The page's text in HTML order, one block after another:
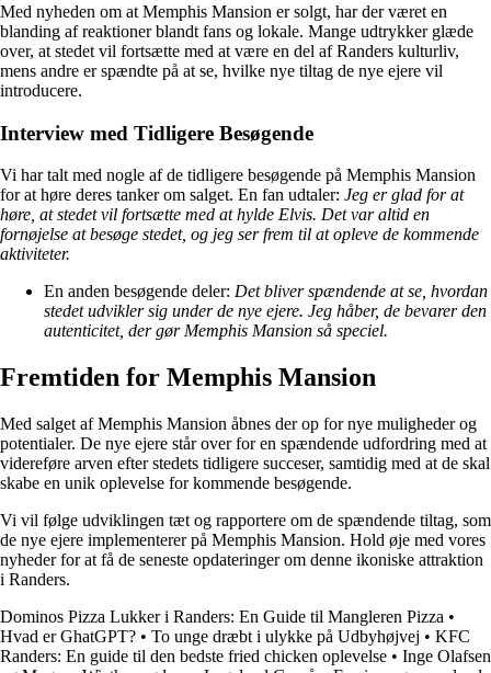
Med nyheden om at Memphis Mansion er solgt, har der været en
blanding af reaktioner blandt fans og lokale. Mange udtrykker glæde
over, at stedet vil fortsætte med at være en del af Randers kulturliv,
mens andre er spændte på at se, hvilke nye tiltag de nye ejere vil
introducere.
Interview med Tidligere Besøgende
Vi har talt med nogle af de tidligere besøgende på Memphis Mansion
for at høre deres tanker om salget. En fan udtaler: Jeg er glad for at
høre, at stedet vil fortsætte med at hylde Elvis. Det var altid en
fornøjelse at besøge stedet, og jeg ser frem til at opleve de kommende
aktiviteter.
En anden besøgende deler: Det bliver spændende at se, hvordan
stedet udvikler sig under de nye ejere. Jeg håber, de bevarer den
autenticitet, der gør Memphis Mansion så speciel.
Fremtiden for Memphis Mansion
Med salget af Memphis Mansion åbnes der op for nye muligheder og
potentialer. De nye ejere står over for en spændende udfordring med at
videreføre arven efter stedets tidligere succeser, samtidig med at de skal
skabe en unik oplevelse for kommende besøgende.
Vi vil følge udviklingen tæt og rapportere om de spændende tiltag, som
de nye ejere implementerer på Memphis Mansion. Hold øje med vores
nyheder for at få de seneste opdateringer om denne ikoniske attraktion
i Randers.
Dominos Pizza Lukker i Randers: En Guide til Mangleren Pizza •
Hvad er GhatGPT? • To unge dræbt i ulykke på Udbyhøjvej • KFC
Randers: En guide til den bedste fried chicken oplevelse • Inge Olafsen